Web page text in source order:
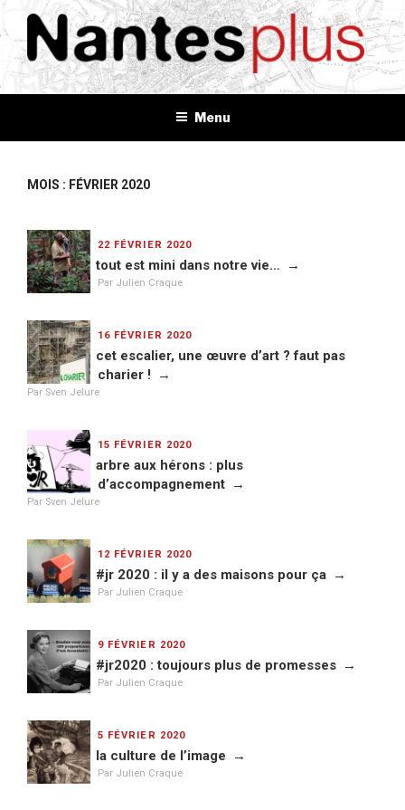
Aller
au
contenu
principal
NANTES+
Plus d'informations, plus d'idées, plus de tout
Menu
MOIS : FÉVRIER 2020
PUBLIÉ
22 FÉVRIER 2020
tout est mini dans notre vie…
Par Julien Craque
PUBLIÉ
16 FÉVRIER 2020
cet escalier, une œuvre d’art ? faut pas
charier !
Par Sven Jelure
PUBLIÉ
15 FÉVRIER 2020
arbre aux hérons : plus
d’accompagnement
Par Sven Jelure
PUBLIÉ
12 FÉVRIER 2020
#jr 2020 : il y a des maisons pour ça
Par Julien Craque
PUBLIÉ
9 FÉVRIER 2020
#jr2020 : toujours plus de promesses
Par Julien Craque
PUBLIÉ
5 FÉVRIER 2020
la culture de l’image
Par Julien Craque